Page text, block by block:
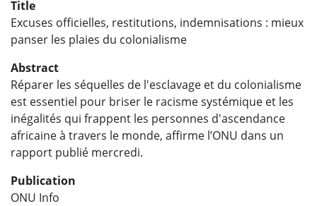
Title
Excuses officielles, restitutions, indemnisations : mieux
panser les plaies du colonialisme
Abstract
Réparer les séquelles de l'esclavage et du colonialisme
est essentiel pour briser le racisme systémique et les
inégalités qui frappent les personnes d'ascendance
africaine à travers le monde, affirme l’ONU dans un
rapport publié mercredi.
Publication
ONU Info